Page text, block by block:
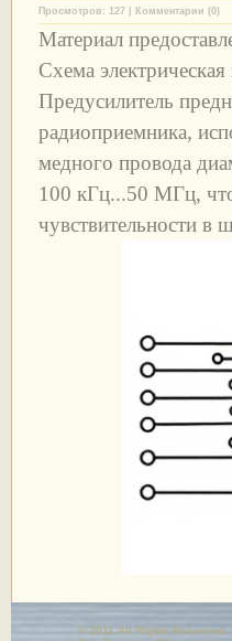
Просмотров: 127 | Комментарии (0)
Материал
Схема
Предусилитель
радиоприемника,
медного провода
100 кГц...50 МГц,
чувствительности в
© 2011 All Rights Reserved.